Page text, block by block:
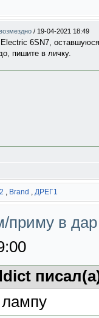
/ 19-04-2021 18:49
6SN7,
пишите в личку.
, Brand , ДРЕГ1
приму в